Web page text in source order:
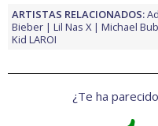
ARTISTAS RELACIONADOS:
Bieber
Lil Nas X Michael
Kid LAROI
¿Te ha